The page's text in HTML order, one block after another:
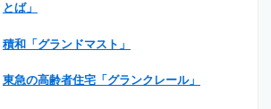
とば」
積和「グランドマスト」
東急の高齢者住宅「グランクレール」